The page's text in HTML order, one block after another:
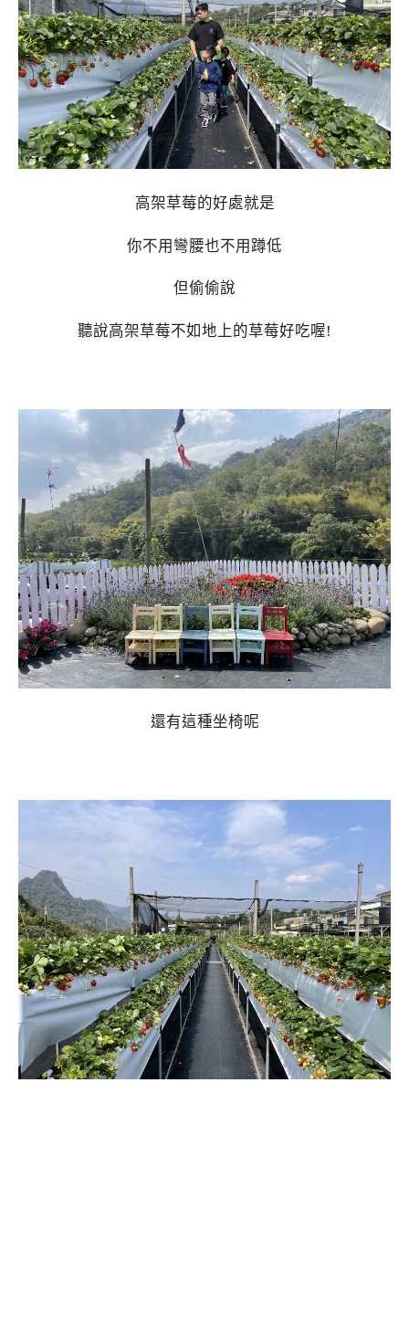
高架草莓的好處就是
你不用彎腰也不用蹲低
但偷偷說
聽說高架草莓不如地上的草莓好吃喔!
還有這種坐椅呢